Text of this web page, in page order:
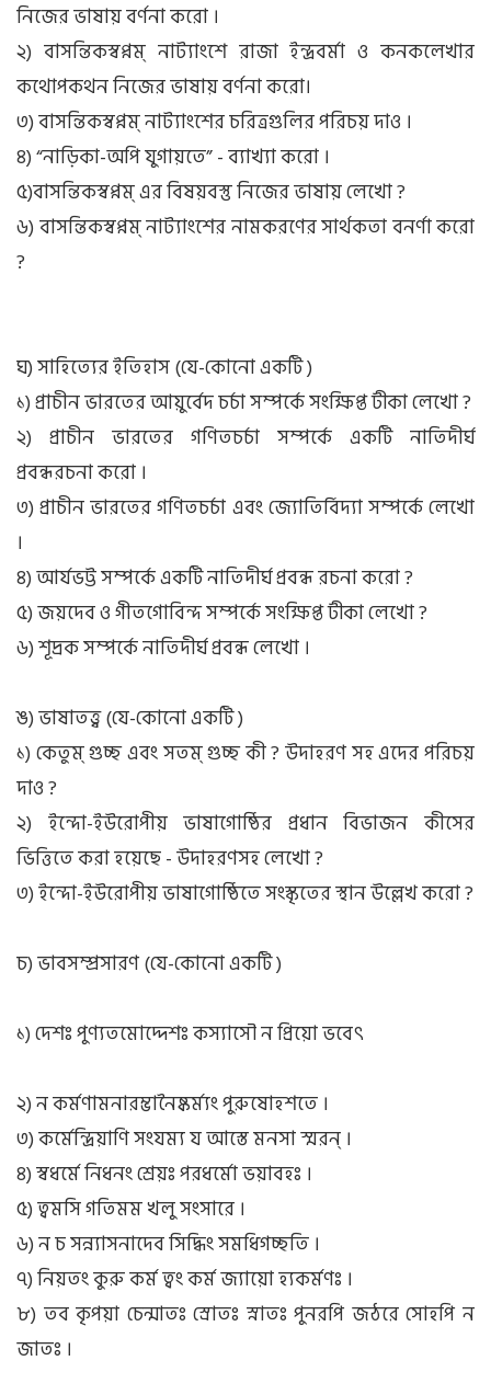
নিজের ভাষায় বর্ণনা করো ।
২) বাসন্তিকস্বপ্নম্ নাট্যাংশে রাজা ইন্দ্রবর্মা ও কনকলেখার
কথোপকথন নিজের ভাষায় বর্ণনা করো।
৩) বাসন্তিকস্বপ্নম্ নাট্যাংশের চরিত্রগুলির পরিচয় দাও ।
৪) “নাড়িকা-অপি যুগায়তে” - ব্যাখ্যা করো ।
৫)বাসন্তিকস্বপ্নম্ এর বিষয়বস্তু নিজের ভাষায় লেখো ?
৬) বাসন্তিকস্বপ্নম্ নাট্যাংশের নামকরণের সার্থকতা বনর্ণা করো
?
ঘ) সাহিত্যের ইতিহাস (যে-কোনো একটি )
১) প্রাচীন ভারতের আয়ুর্বেদ চর্চা সম্পর্কে সংক্ষিপ্ত টীকা লেখো ?
২) প্রাচীন ভারতের গণিতচর্চা সম্পর্কে একটি নাতিদীর্ঘ
প্রবন্ধরচনা করো ।
৩) প্রাচীন ভারতের গণিতচর্চা এবং জ্যোতির্বিদ্যা সম্পর্কে লেখো
।
৪) আর্যভট্ট সম্পর্কে একটি নাতিদীর্ঘ প্রবন্ধ রচনা করো ?
৫) জয়দেব ও গীতগোবিন্দ সম্পর্কে সংক্ষিপ্ত টীকা লেখো ?
৬) শূদ্রক সম্পর্কে নাতিদীর্ঘ প্রবন্ধ লেখো ।
ঙ) ভাষাতত্ত্ব (যে-কোনো একটি )
১) কেতুম্ গুচ্ছ এবং সতম্ গুচ্ছ কী ? উদাহরণ সহ এদের পরিচয়
দাও ?
২) ইন্দো-ইউরোপীয় ভাষাগোষ্ঠির প্রধান বিভাজন কীসের
ভিত্তিতে করা হয়েছে - উদাহরণসহ লেখো ?
৩) ইন্দো-ইউরোপীয় ভাষাগোষ্ঠিতে সংস্কৃতের স্থান উল্লেখ করো ?
চ) ভাবসম্প্রসারণ (যে-কোনো একটি )
১) দেশঃ পুণ্যতমোদ্দেশঃ কস্যাসৌ ন প্রিয়ো ভবেৎ
২) ন কর্মণামনারম্ভানৈষ্কর্ম্যং পুরুষোহশতে ।
৩) কর্মেন্দ্রিয়াণি সংযম্য য আস্তে মনসা স্মরন্ ।
৪) স্বধর্মে নিধনং শ্রেয়ঃ পরধর্মো ভয়াবহঃ ।
৫) ত্বমসি গতিমম খলু সংসারে ।
৬) ন চ সন্ন্যাসনাদেব সিদ্ধিং সমধিগচ্ছতি ।
৭) নিয়তং কুরু কর্ম ত্বং কর্ম জ্যায়ো হ্যকর্মণঃ ।
৮) তব কৃপয়া চেন্মাতঃ স্রোতঃ স্নাতঃ পুনরপি জঠরে সোহপি ন
জাতঃ ।